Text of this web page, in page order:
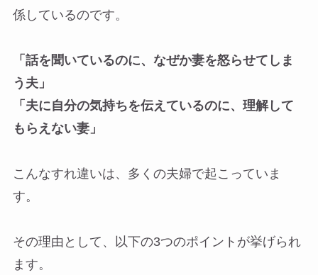
係しているのです。
「話を聞いているのに、なぜか妻を怒らせてしま
う夫」
「夫に自分の気持ちを伝えているのに、理解して
もらえない妻」
こんなすれ違いは、多くの夫婦で起こっていま
す。
その理由として、以下の3つのポイントが挙げられ
ます。